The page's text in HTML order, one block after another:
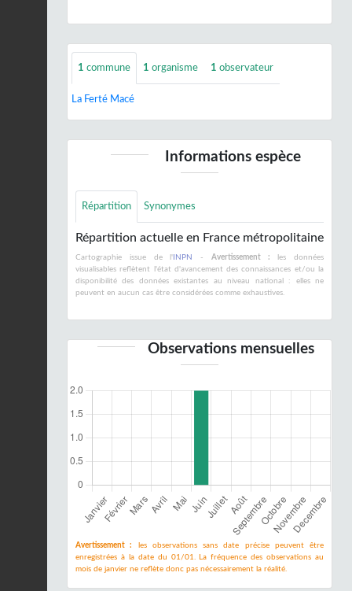
1 commune 1 organisme 1 observateur
La Ferté Macé
Informations espèce
Répartition Synonymes
Répartition actuelle en France métropolitaine
Cartographie issue de l' INPN - Avertissement : les données
visualisables reflètent l'état d'avancement des connaissances et/ou la
disponibilité des données existantes au niveau national : elles ne
peuvent en aucun cas être considérées comme exhaustives.
Observations mensuelles
Avertissement :
les observations sans date précise peuvent être
enregistrées à la date du 01/01. La fréquence des observations au
mois de janvier ne reflète donc pas nécessairement la réalité.